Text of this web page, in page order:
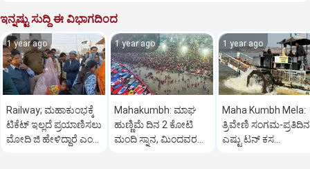
ಇನ್ನಷ್ಟು ಸುದ್ದಿ ಈ ವಿಭಾಗದಿಂದ
1 year ago
Railway; ಮಹಾಕುಂಭಕ್ಕೆ
ಟಿಕೆಟ್ ಇಲ್ಲದೆ ಪ್ರಯಾಣಿಸಲು
ಮೋದಿ ಜಿ ಹೇಳಿದ್ದಾರೆ ಎಂದ
1 year ago
Mahakumbh: ಮಾಘ
ಹುಣ್ಣಿಮೆ ದಿನ 2 ಕೋಟಿ
ಮಂದಿ ಸ್ನಾನ, ಮಿಂದವರ
1 year ago
Maha Kumbh Mela:
ತ್ರಿವೇಣಿ ಸಂಗಮ-ಪ್ರತಿದಿನ
ಎಷ್ಟು ಟನ್‌ ಕಸ